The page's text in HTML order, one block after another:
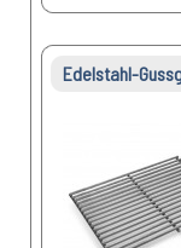
Edelstahl-